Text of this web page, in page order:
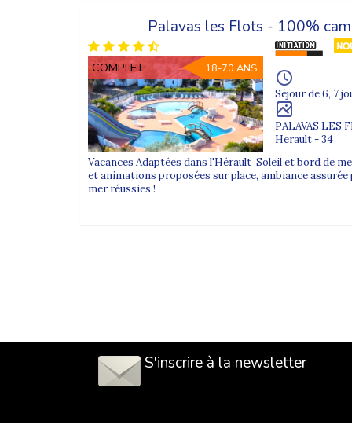
Palavas les Flots - 100%
COMPLET 18-70 ANS
Séjour de 6, 7
PALAVAS LES
Herault - 34
Vacances Adaptées dans l'Hérault Soleil et bord de
et animations proposées sur place, ambiance assurée
mer réussies !
S'inscrire à la newsletter